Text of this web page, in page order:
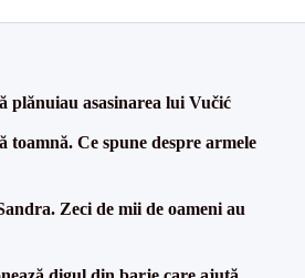
plănuiau asasinarea lui Vučić
Ce spune despre armele
Zeci de mii de oameni au